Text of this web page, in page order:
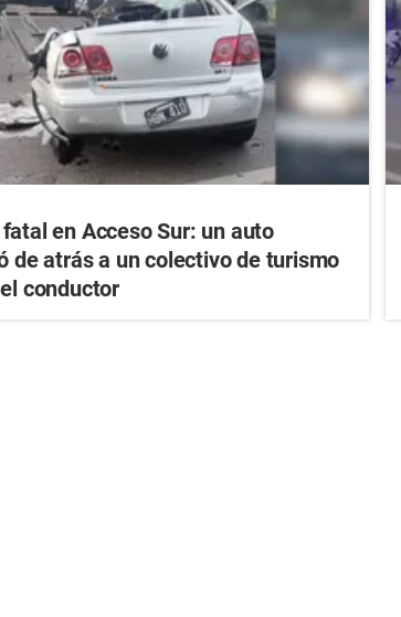
en Acceso Sur: un auto
de atrás a un colectivo de turismo
conductor